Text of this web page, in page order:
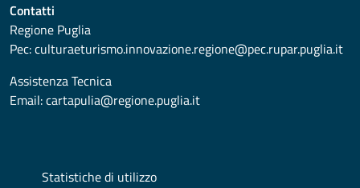
Contatti
Regione Puglia
Pec:culturaeturismo.innovazione.regione@pec.rupar.puglia.it
Assistenza Tecnica
Email:cartapulia@regione.puglia.it
Statistiche di utilizzo